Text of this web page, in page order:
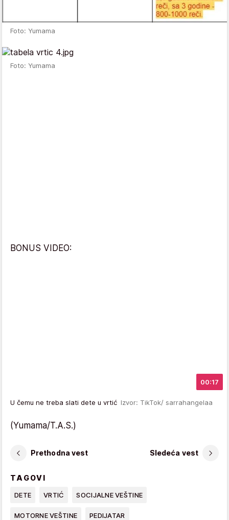
Foto: Yumama
Foto: Yumama
BONUS VIDEO:
00:17
U čemu ne treba slati dete u vrtić Izvor: TikTok/ sarrahangelaa
(Yumama/T.A.S.)
Prethodna vest Sledeća vest
TAGOVI
DETE VRTIĆ SOCIJALNE VEŠTINE
MOTORNE VEŠTINE PEDIJATAR